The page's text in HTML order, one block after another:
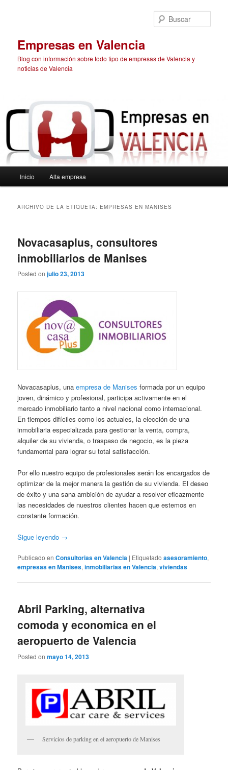
Empresas en Valencia
Blog con información sobre todo tipo de empresas de Valencia y
noticias de Valencia
principal
Inicio Alta empresa
ARCHIVO DE LA ETIQUETA: EMPRESAS EN MANISES
Novacasaplus, consultores
inmobiliarios de Manises
Posted onjulio 23, 2013
Novacasaplus, unaempresa de Manises formada por un equipo
joven, dinámico y profesional, participa activamente en el
mercado inmobiliario tanto a nivel nacional como internacional.
En tiempos difíciles como los actuales, la elección de una
inmobiliaria especializada para gestionar la venta, compra,
alquiler de su vivienda, o traspaso de negocio, es la pieza
fundamental para lograr su total satisfacción.
Por ello nuestro equipo de profesionales serán los encargados de
optimizar de la mejor manera la gestión de su vivienda. El deseo
de éxito y una sana ambición de ayudar a resolver eficazmente
las necesidades de nuestros clientes hacen que estemos en
constante formación.
Sigue leyendo →
Publicado en Consultorias en Valencia | Etiquetado asesoramiento,
empresas en Manises,inmobiliarias en Valencia,viviendas
Abril Parking, alternativa
comoda y economica en el
aeropuerto de Valencia
Posted onmayo 14, 2013
Servicios de parking en el aeropuerto de Manises